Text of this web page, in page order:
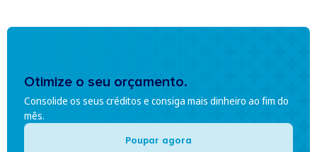
Otimize o seu orçamento.
Consolide os seus créditos e consiga mais dinheiro ao fim do
mês.
Poupar agora